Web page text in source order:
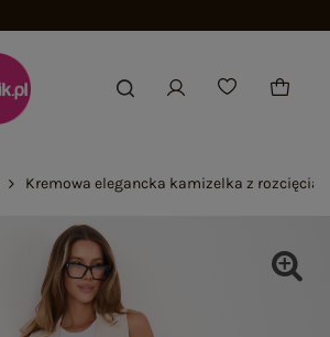
Kremowa elegancka kamizelka z